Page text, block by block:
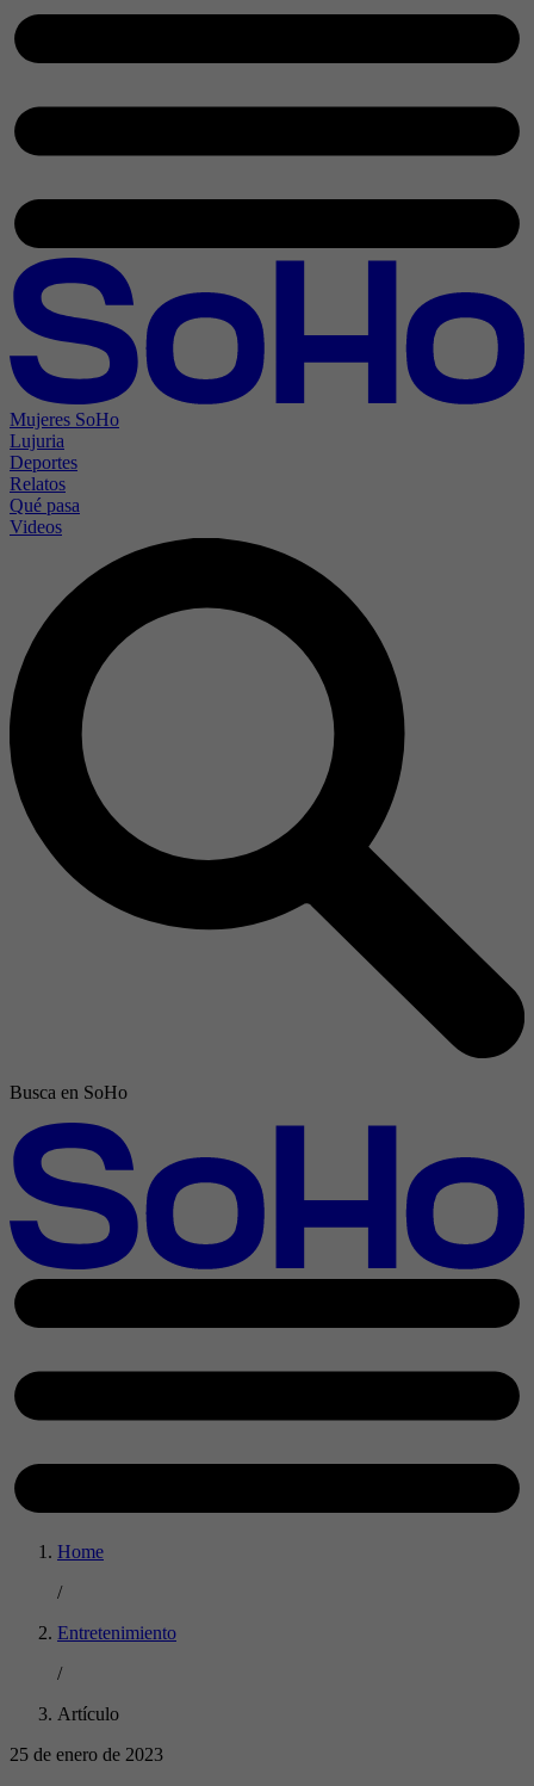
Mujeres SoHo
Lujuria
Deportes
Relatos
Qué pasa
Videos
Busca en SoHo
Home
/
Entretenimiento
/
Artículo
25 de enero de 2023